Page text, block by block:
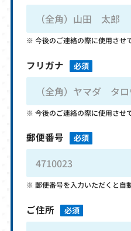
今後のご連絡の際に使用させ
フリガナ 必須
今後のご連絡の際に使用させ
郵便番号 必須
郵便番号を入力いただくと自
ご住所 必須